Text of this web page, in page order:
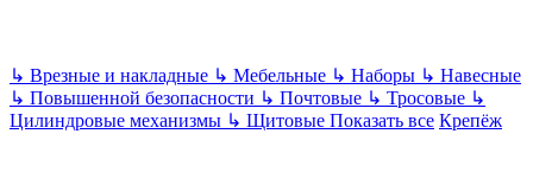
↳ Врезные и накладные ↳ Мебельные ↳ Наборы ↳ Навесные
↳ Повышенной безопасности ↳ Почтовые ↳ Тросовые ↳
Цилиндровые механизмы ↳ Щитовые Показать все Крепёж